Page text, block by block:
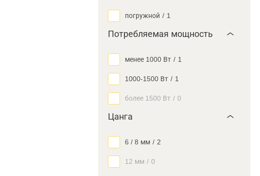
погружной / 1
Потребляемая мощность
менее 1000 Вт / 1
1000-1500 Вт / 1
более 1500 Вт / 0
Цанга
6 / 8 мм / 2
12 мм / 0